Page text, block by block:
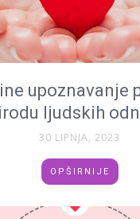
upoznavanje
ljudskih
30 LIPNJA, 2023
OPŠIRNIJE